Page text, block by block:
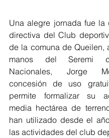
Una alegre jornada fue la
directiva del Club
de la comuna de Queilen,
manos del Seremi
Nacionales, Jorge
concesión de uso
permite formalizar su
media hectárea de
han utilizado desde el
las actividades del club